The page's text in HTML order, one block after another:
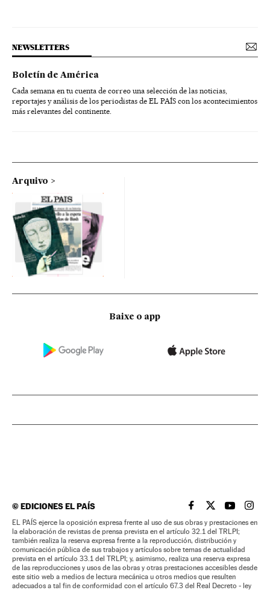
NEWSLETTERS
Boletín de América
Cada semana en tu cuenta de correo una selección de las noticias,
reportajes y análisis de los periodistas de EL PAÍS con los acontecimientos
más relevantes del continente.
Arquivo
Baixe o app
©EDICIONES EL PAÍS EL PAÍS BRASIL EN
EL PAÍSEL PAÍS
EL
EL PAÍS ejerce la oposición expresa frente al uso de sus obras y prestaciones en
la elaboración de revistas de prensa prevista en el artículo 32.1 del TRLPI;
también realiza la reserva expresa frente a la reproducción, distribución y
comunicación pública de sus trabajos y artículos sobre temas de actualidad
prevista en el artículo 33.1 del TRLPI; y, asimismo, realiza una reserva expresa
de las reproducciones y usos de las obras y otras prestaciones accesibles desde
este sitio web a medios de lectura mecánica u otros medios que resulten
adecuados a tal fin de conformidad con el artículo 67.3 del Real Decreto - ley